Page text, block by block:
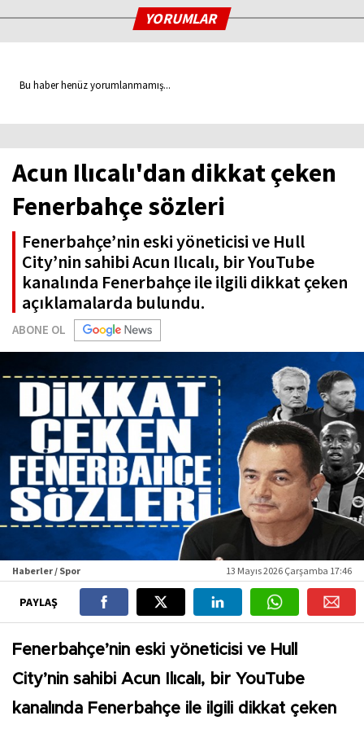
YORUMLAR
Bu haber henüz yorumlanmamış...
Acun Ilıcalı'dan dikkat çeken
Fenerbahçe sözleri
Fenerbahçe’nin eski yöneticisi ve Hull
City’nin sahibi Acun Ilıcalı, bir YouTube
kanalında Fenerbahçe ile ilgili dikkat çeken
açıklamalarda bulundu.
ABONE OL
Haberler / Spor 13 Mayıs 2026 Çarşamba 17:46
PAYLAŞ
Fenerbahçe’nin eski yöneticisi ve Hull
City’nin sahibi Acun Ilıcalı, bir YouTube
kanalında Fenerbahçe ile ilgili dikkat çeken